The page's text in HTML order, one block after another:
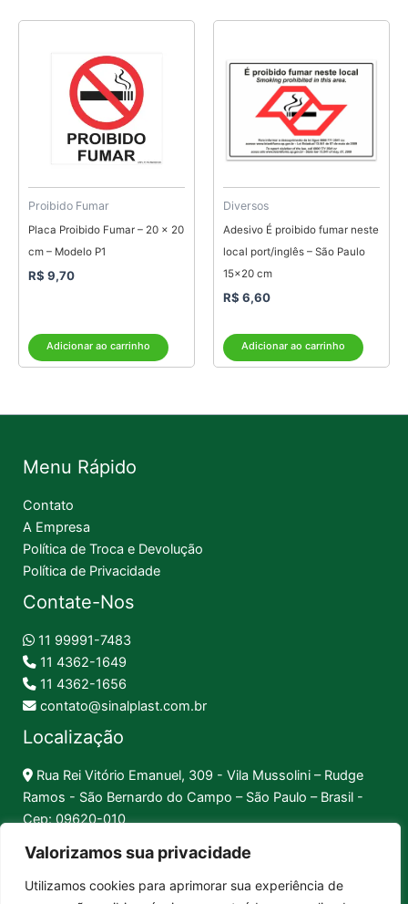
Valorizamos sua privacidade
Utilizamos cookies para aprimorar sua experiência de
Proibido Fumar
Placa Proibido Fumar – 20 x 20
cm – Modelo P1
R$ 9,70
Adicionar ao carrinho
Diversos
Adesivo É proibido fumar neste
local port/inglês – São Paulo
15×20 cm
R$ 6,60
Adicionar ao carrinho
Menu Rápido
Contato
A Empresa
Política de Troca e Devolução
Política de Privacidade
Contate-Nos
11 99991-7483
11 4362-1649
11 4362-1656
contato@sinalplast.com.br
Localização
Rua Rei Vitório Emanuel, 309 - Vila Mussolini – Rudge
Ramos - São Bernardo do Campo – São Paulo – Brasil -
Cep: 09620-010